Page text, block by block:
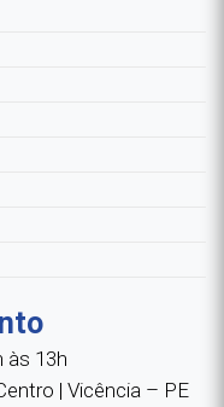
às 13h
| Vicência – PE